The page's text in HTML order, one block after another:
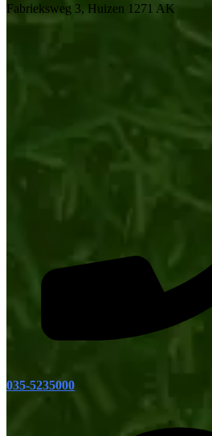
Fabrieksweg 3, Huizen 1271 AK
035-5235000